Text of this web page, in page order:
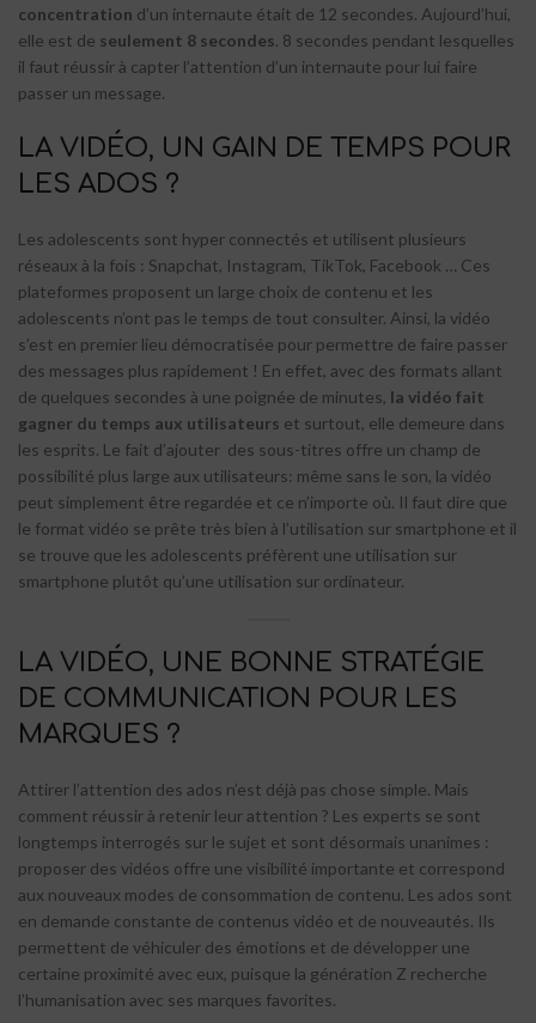
concentration d’un internaute était de 12 secondes. Aujourd’hui,
elle est de seulement 8 secondes. 8 secondes pendant lesquelles
il faut réussir à capter l’attention d’un internaute pour lui faire
passer un message.
LA VIDÉO, UN GAIN DE TEMPS POUR
LES ADOS ?
Les adolescents sont hyper connectés et utilisent plusieurs
réseaux à la fois : Snapchat, Instagram, TikTok, Facebook … Ces
plateformes proposent un large choix de contenu et les
adolescents n’ont pas le temps de tout consulter. Ainsi, la vidéo
s’est en premier lieu démocratisée pour permettre de faire passer
des messages plus rapidement ! En effet, avec des formats allant
de quelques secondes à une poignée de minutes, la vidéo fait
gagner du temps aux utilisateurs et surtout, elle demeure dans
les esprits. Le fait d’ajouter des sous-titres offre un champ de
possibilité plus large aux utilisateurs: même sans le son, la vidéo
peut simplement être regardée et ce n’importe où. Il faut dire que
le format vidéo se prête très bien à l’utilisation sur smartphone et il
se trouve que les adolescents préfèrent une utilisation sur
smartphone plutôt qu’une utilisation sur ordinateur.
LA VIDÉO, UNE BONNE STRATÉGIE
DE COMMUNICATION POUR LES
MARQUES ?
Attirer l’attention des ados n’est déjà pas chose simple. Mais
comment réussir à retenir leur attention ? Les experts se sont
longtemps interrogés sur le sujet et sont désormais unanimes :
proposer des vidéos offre une visibilité importante et correspond
aux nouveaux modes de consommation de contenu. Les ados sont
en demande constante de contenus vidéo et de nouveautés. Ils
permettent de véhiculer des émotions et de développer une
certaine proximité avec eux, puisque la génération Z recherche
l’humanisation avec ses marques favorites.